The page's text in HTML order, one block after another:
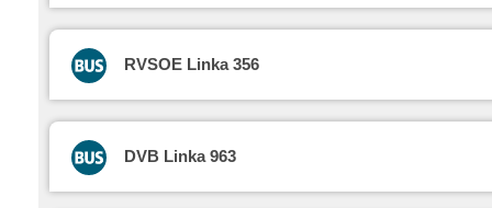
RVSOE Linka 356
DVB Linka 963